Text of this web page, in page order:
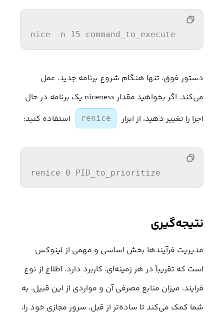
nice -n 15 command_to_execute
دستور فوق، تنها هنگام شروع برنامه جدید، عمل
می‌کند. اگر بخواهید مقدار niceness یک برنامه در حال
اجرا را تغییر دهید، از ابزار
renice استفاده کنید:
renice 0 PID_to_prioritize
نتیجه‌گیری
مدیریت فرآیندها بخش اساسی و مهمی از لینوکس
است که تقریباً در هر زمینه‌ای، کاربرد دارد. اطلاع از نوع
فرایند، میزان منابع مصرفی آن و مواردی از این قبیل، به
شما کمک می‌کند تا ساده‌تر از قبل، سرور مجازی خود را،